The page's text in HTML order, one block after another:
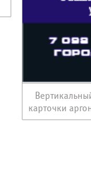
карточки